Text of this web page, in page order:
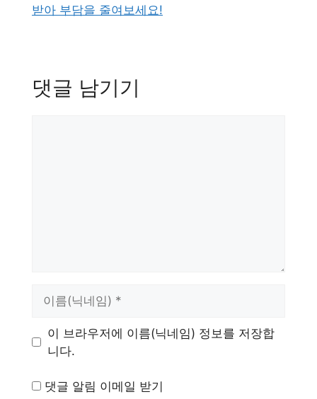
받아 부담을 줄여보세요!
댓글 남기기
이 브라우저에 이름(닉네임) 정보를 저장합
니다.
댓글 알림 이메일 받기